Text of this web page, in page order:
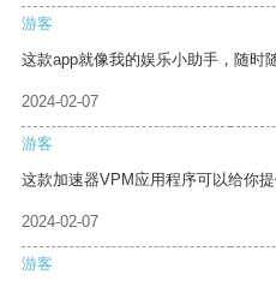
游客
这款app就像我的娱乐小助手，随时
2024-02-07
游客
这款加速器VPM应用程序可以给你
2024-02-07
游客